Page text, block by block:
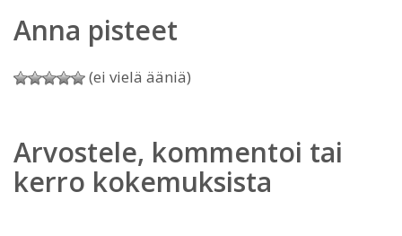
Anna pisteet
(ei vielä ääniä)
Arvostele, kommentoi tai
kerro kokemuksista